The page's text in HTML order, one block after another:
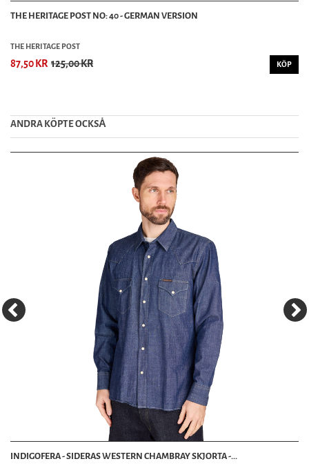
THE HERITAGE POST NO: 40 - GERMAN VERSION
THE HERITAGE POST
87,50 KR 125,00 KR KÖP
ANDRA KÖPTE OCKSȦ
INDIGOFERA - SIDERAS WESTERN CHAMBRAY SKJORTA -...